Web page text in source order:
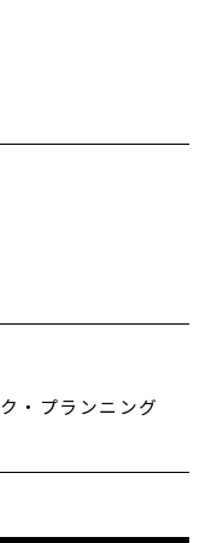
・プランニング